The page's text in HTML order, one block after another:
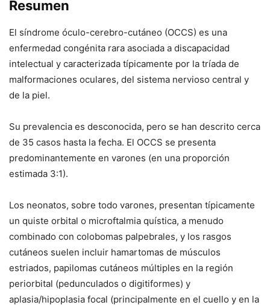
Resumen
El síndrome óculo-cerebro-cutáneo (OCCS) es una
enfermedad congénita rara asociada a discapacidad
intelectual y caracterizada típicamente por la tríada de
malformaciones oculares, del sistema nervioso central y
de la piel.
Su prevalencia es desconocida, pero se han descrito cerca
de 35 casos hasta la fecha. El OCCS se presenta
predominantemente en varones (en una proporción
estimada 3:1).
Los neonatos, sobre todo varones, presentan típicamente
un quiste orbital o microftalmia quística, a menudo
combinado con colobomas palpebrales, y los rasgos
cutáneos suelen incluir hamartomas de músculos
estriados, papilomas cutáneos múltiples en la región
periorbital (pedunculados o digitiformes) y
aplasia/hipoplasia focal (principalmente en el cuello y en la